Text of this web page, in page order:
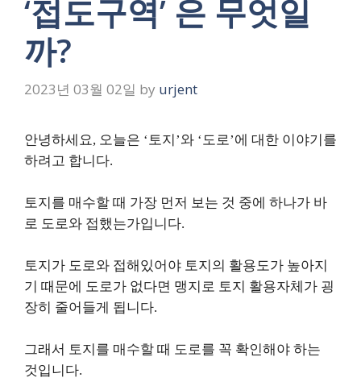
‘접도구역’ 은 무엇일
까?
2023년 03월 02일 by urjent
안녕하세요, 오늘은 ‘토지’와 ‘도로’에 대한 이야기를
하려고 합니다.
토지를 매수할 때 가장 먼저 보는 것 중에 하나가 바
로 도로와 접했는가입니다.
토지가 도로와 접해있어야 토지의 활용도가 높아지
기 때문에 도로가 없다면 맹지로 토지 활용자체가 굉
장히 줄어들게 됩니다.
그래서 토지를 매수할 때 도로를 꼭 확인해야 하는
것입니다.